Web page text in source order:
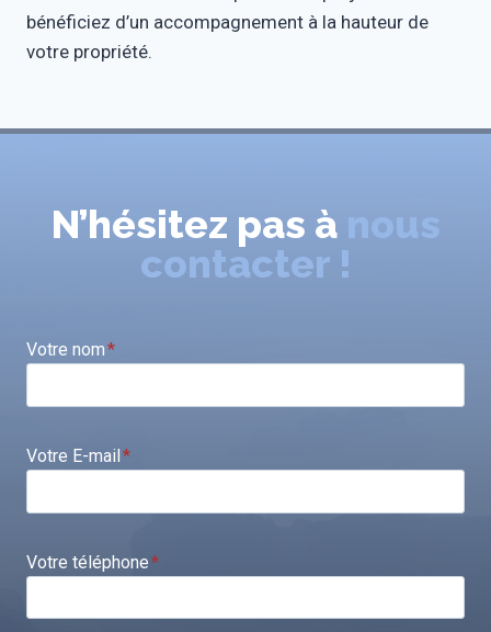
bénéficiez d’un accompagnement à la hauteur de
votre propriété.
N’hésitez pas à nous
contacter !
Votre nom*
Votre E-mail*
Votre téléphone*